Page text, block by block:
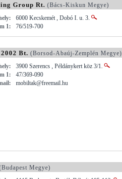
Group Rt. (Bács-Kiskun Megye)
6000 Kecskemét , Dobó I. u. 3.
1:
76/519-700
Bt. (Borsod-Abaúj-Zemplén Megye)
3900 Szerencs , Példánykert köz 3/1.
1:
47/369-090
mobiltak@freemail.hu
Megye)